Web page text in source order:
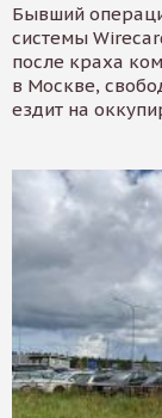
Бывший
системы
после краха
в Москве,
ездит на